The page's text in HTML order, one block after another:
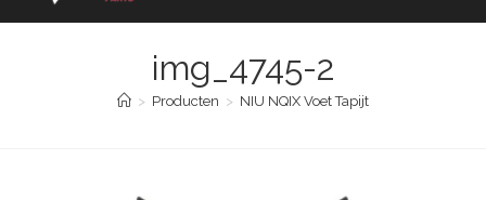
img_4745-2
> Producten > NIU NQIX Voet Tapijt